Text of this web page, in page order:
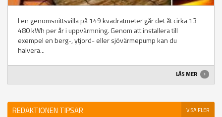
I en genomsnittsvilla på 149 kvadratmeter går det åt cirka 13
480 kWh per år i uppvärmning. Genom att installera till
exempel en berg-, ytjord- eller sjövärmepump kan du
halvera...
LÄS MER
REDAKTIONEN TIPSAR VISA FLER